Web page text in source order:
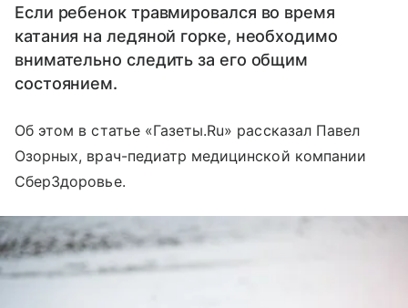
Если ребенок травмировался во время
катания на ледяной горке, необходимо
внимательно следить за его общим
состоянием.
Об этом в статье «Газеты.Ru» рассказал Павел
Озорных, врач-педиатр медицинской компании
СберЗдоровье.